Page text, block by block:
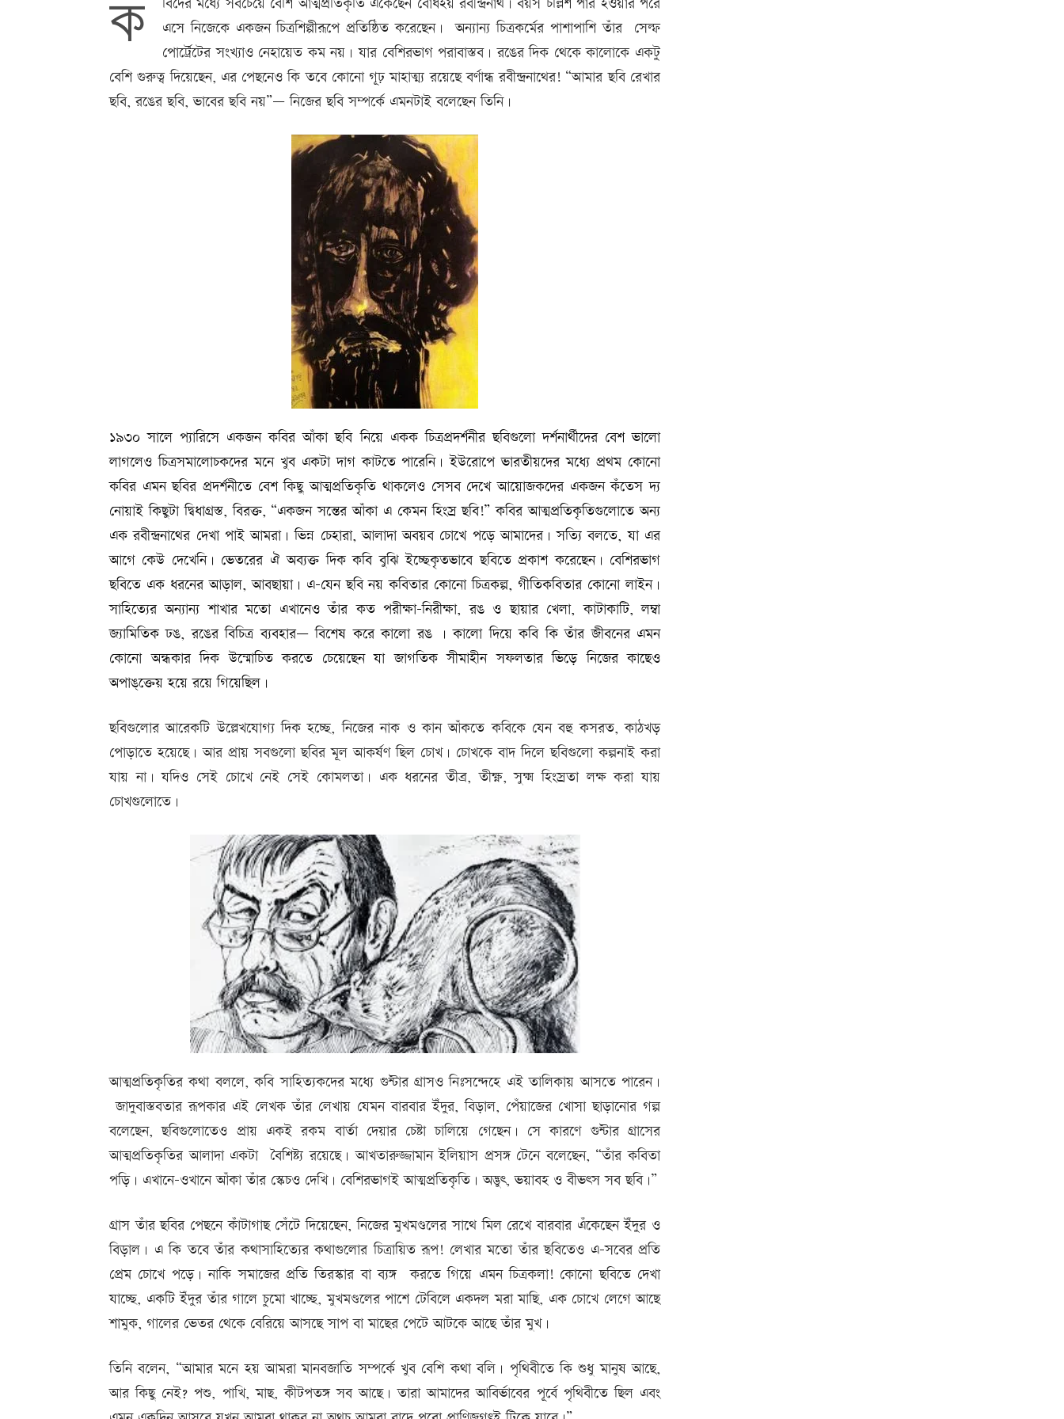
ক
এসে নিজেকে একজন চিত্রশিল্পীরূপে প্রতিষ্ঠিত করেছেন। অন্যান্য চিত্রকর্মের পাশাপাশি তাঁর সেল্ফ
পোর্ট্রেটের সংখ্যাও নেহায়েত কম নয়। যার বেশিরভাগ পরাবাস্তব। রঙের দিক থেকে কালোকে একটু
বেশি গুরুত্ব দিয়েছেন, এর পেছনেও কি তবে কোনো গূঢ় মাহাত্ম্য রয়েছে বর্ণান্ধ রবীন্দ্রনাথের! “আমার ছবি রেখার
ছবি, রঙের ছবি, ভাবের ছবি নয়”— নিজের ছবি সম্পর্কে এমনটাই বলেছেন তিনি।
১৯৩০ সালে প্যারিসে একজন কবির আঁকা ছবি নিয়ে একক চিত্রপ্রদর্শনীর ছবিগুলো দর্শনার্থীদের বেশ ভালো
লাগলেও চিত্রসমালোচকদের মনে খুব একটা দাগ কাটতে পারেনি। ইউরোপে ভারতীয়দের মধ্যে প্রথম কোনো
কবির এমন ছবির প্রদর্শনীতে বেশ কিছু আত্মপ্রতিকৃতি থাকলেও সেসব দেখে আয়োজকদের একজন কঁতেস দ্য
নোয়াই কিছুটা দ্বিধাগ্রস্ত, বিরক্ত, “একজন সন্তের আঁকা এ কেমন হিংস্র ছবি!” কবির আত্মপ্রতিকৃতিগুলোতে অন্য
এক রবীন্দ্রনাথের দেখা পাই আমরা। ভিন্ন চেহারা, আলাদা অবয়ব চোখে পড়ে আমাদের। সত্যি বলতে, যা এর
আগে কেউ দেখেনি। ভেতরের ঐ অব্যক্ত দিক কবি বুঝি ইচ্ছেকৃতভাবে ছবিতে প্রকাশ করেছেন। বেশিরভাগ
ছবিতে এক ধরনের আড়াল, আবছায়া। এ-যেন ছবি নয় কবিতার কোনো চিত্রকল্প, গীতিকবিতার কোনো লাইন।
সাহিত্যের অন্যান্য শাখার মতো এখানেও তাঁর কত পরীক্ষা-নিরীক্ষা, রঙ ও ছায়ার খেলা, কাটাকাটি, লম্বা
জ্যামিতিক ঢঙ, রঙের বিচিত্র ব্যবহার— বিশেষ করে কালো রঙ । কালো দিয়ে কবি কি তাঁর জীবনের এমন
কোনো অন্ধকার দিক উন্মোচিত করতে চেয়েছেন যা জাগতিক সীমাহীন সফলতার ভিড়ে নিজের কাছেও
অপাঙ্‌ক্তেয় হয়ে রয়ে গিয়েছিল।
ছবিগুলোর আরেকটি উল্লেখযোগ্য দিক হচ্ছে, নিজের নাক ও কান আঁকতে কবিকে যেন বহু কসরত, কাঠখড়
পোড়াতে হয়েছে। আর প্রায় সবগুলো ছবির মূল আকর্ষণ ছিল চোখ। চোখকে বাদ দিলে ছবিগুলো কল্পনাই করা
যায় না। যদিও সেই চোখে নেই সেই কোমলতা। এক ধরনের তীব্র, তীক্ষ্ণ, সুক্ষ্ম হিংস্রতা লক্ষ করা যায়
চোখগুলোতে।
আত্মপ্রতিকৃতির কথা বললে, কবি সাহিত্যকদের মধ্যে গুন্টার গ্রাসও নিঃসন্দেহে এই তালিকায় আসতে পারেন।
জাদুবাস্তবতার রূপকার এই লেখক তাঁর লেখায় যেমন বারবার ইঁদুর, বিড়াল, পেঁয়াজের খোসা ছাড়ানোর গল্প
বলেছেন, ছবিগুলোতেও প্রায় একই রকম বার্তা দেয়ার চেষ্টা চালিয়ে গেছেন। সে কারণে গুন্টার গ্রাসের
আত্মপ্রতিকৃতির আলাদা একটা বৈশিষ্ট্য রয়েছে। আখতারুজ্জামান ইলিয়াস প্রসঙ্গ টেনে বলেছেন, “তাঁর কবিতা
পড়ি। এখানে-ওখানে আঁকা তাঁর স্কেচও দেখি। বেশিরভাগই আত্মপ্রতিকৃতি। অদ্ভুৎ, ভয়াবহ ও বীভৎস সব ছবি।”
গ্রাস তাঁর ছবির পেছনে কাঁটাগাছ সেঁটে দিয়েছেন, নিজের মুখমণ্ডলের সাথে মিল রেখে বারবার এঁকেছেন ইঁদুর ও
বিড়াল। এ কি তবে তাঁর কথাসাহিত্যের কথাগুলোর চিত্রায়িত রূপ! লেখার মতো তাঁর ছবিতেও এ-সবের প্রতি
প্রেম চোখে পড়ে। নাকি সমাজের প্রতি তিরস্কার বা ব্যঙ্গ করতে গিয়ে এমন চিত্রকলা! কোনো ছবিতে দেখা
যাচ্ছে, একটি ইঁদুর তাঁর গালে চুমো খাচ্ছে, মুখমণ্ডলের পাশে টেবিলে একদল মরা মাছি, এক চোখে লেগে আছে
শামুক, গালের ভেতর থেকে বেরিয়ে আসছে সাপ বা মাছের পেটে আটকে আছে তাঁর মুখ।
তিনি বলেন, “আমার মনে হয় আমরা মানবজাতি সম্পর্কে খুব বেশি কথা বলি। পৃথিবীতে কি শুধু মানুষ আছে,
আর কিছু নেই? পশু, পাখি, মাছ, কীটপতঙ্গ সব আছে। তারা আমাদের আবির্ভাবের পূর্বে পৃথিবীতে ছিল এবং